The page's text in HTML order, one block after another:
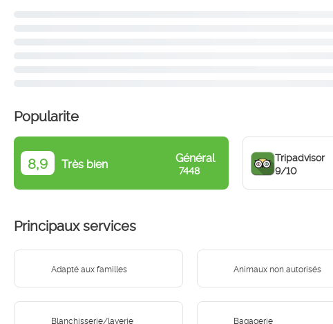
Popularite
8,9 Très bien Général
7448
Tripadvisor
9/10
Principaux services
Adapté aux familles Animaux non autorisés
Blanchisserie/laverie Bagagerie